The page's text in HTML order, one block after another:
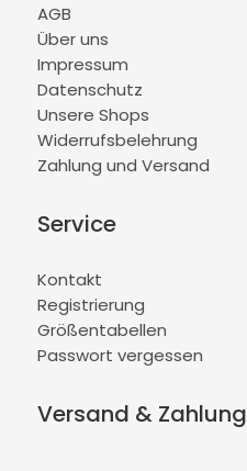
AGB
Über uns
Impressum
Datenschutz
Unsere Shops
Widerrufsbelehrung
Zahlung und Versand
Service
Kontakt
Registrierung
Größentabellen
Passwort vergessen
Versand & Zahlung